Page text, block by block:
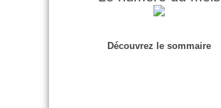
Découvrez le sommaire